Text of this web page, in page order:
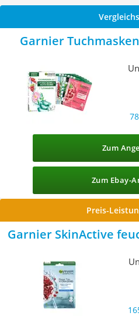
Garnier
Zum
Zum Ebay-
Preis-
Garnier SkinActive